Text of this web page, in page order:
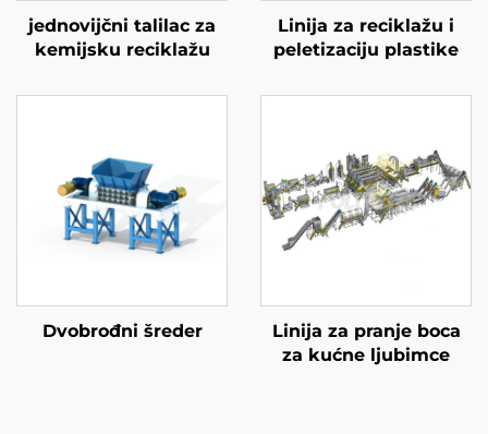
jednovijčni talilac za
kemijsku reciklažu
Linija za reciklažu i
peletizaciju plastike
Dvobrođni šreder
Linija za pranje boca
za kućne ljubimce